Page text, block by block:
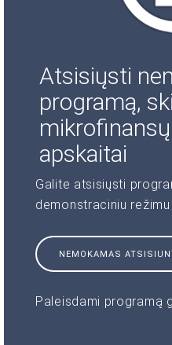
Atsisiųsti
programą,
apskaitai
Galite atsisiųsti
demonstraciniu režimu
NEMOKAMAS
Paleisdami programą